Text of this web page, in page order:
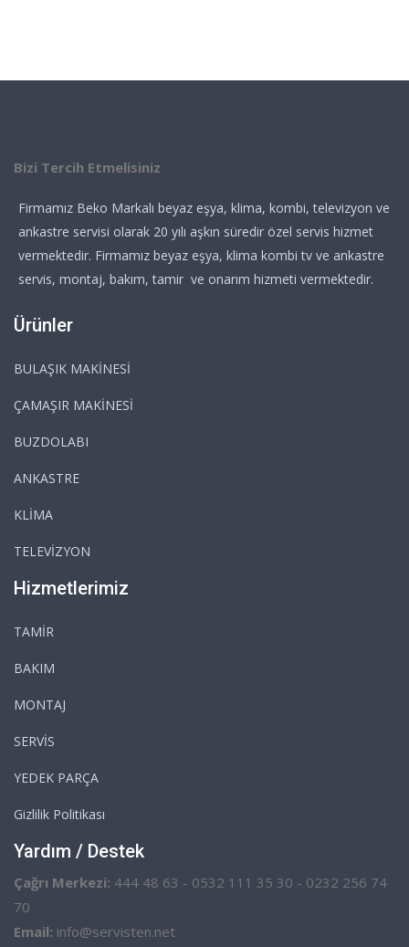
Bizi Tercih Etmelisiniz
Firmamız Beko Markalı beyaz eşya, klima, kombi, televizyon ve
ankastre servisi olarak 20 yılı aşkın süredir özel servis hizmet
vermektedir. Firmamız beyaz eşya, klima kombi tv ve ankastre
servis, montaj, bakım, tamir ve onarım hizmeti vermektedir.
Ürünler
BULAŞIK MAKİNESİ
ÇAMAŞIR MAKİNESİ
BUZDOLABI
ANKASTRE
KLİMA
TELEVİZYON
Hizmetlerimiz
TAMİR
BAKIM
MONTAJ
SERVİS
YEDEK PARÇA
Gizlilik Politikası
Yardım / Destek
Çağrı Merkezi: 444 48 63 - 0532 111 35 30 - 0232 256 74
70
Email: info@servisten.net